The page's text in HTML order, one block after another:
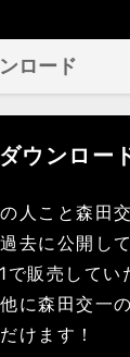
ロード
ウンロー
人こと森田
去に公開し
で販売してい
に森田交一
けます！